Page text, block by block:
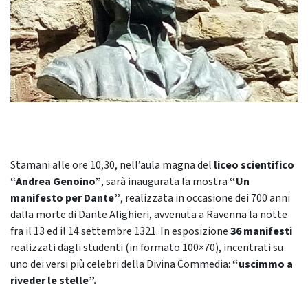
Stamani alle ore 10,30, nell’aula magna del liceo scientifico
“Andrea Genoino”, sarà inaugurata la mostra“Un
manifesto per Dante”, realizzata in occasione dei 700 anni
dalla morte di Dante Alighieri, avvenuta a Ravenna la notte
fra il 13 ed il 14 settembre 1321. In esposizione36 manifesti
realizzati dagli studenti (in formato 100×70), incentrati su
uno dei versi più celebri della Divina Commedia:“uscimmo a
riveder le stelle”.